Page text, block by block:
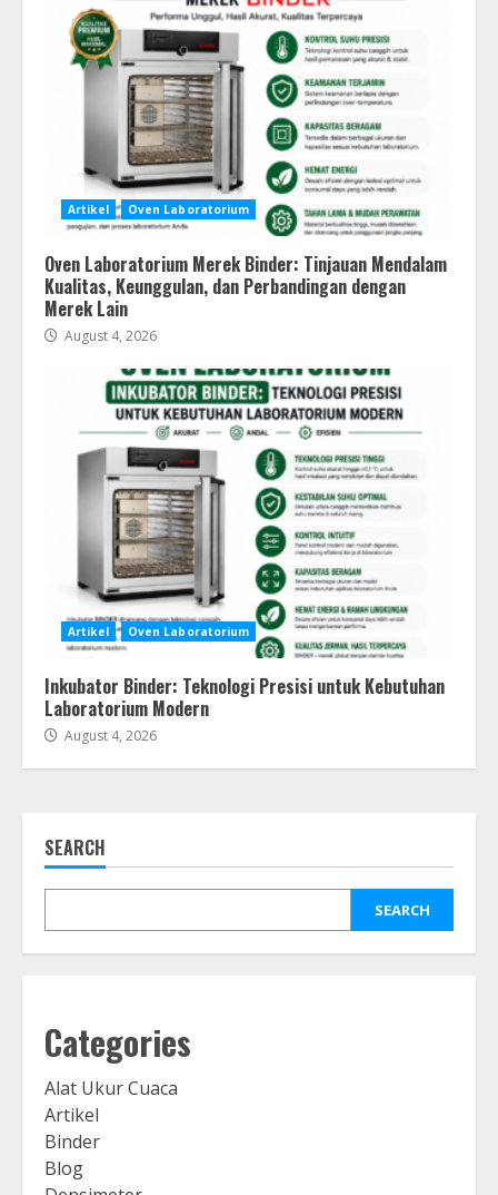
Artikel Oven Laboratorium
Oven Laboratorium Merek Binder: Tinjauan Mendalam
Kualitas, Keunggulan, dan Perbandingan dengan
Merek Lain
August 4, 2026
Artikel Oven Laboratorium
Inkubator Binder: Teknologi Presisi untuk Kebutuhan
Laboratorium Modern
August 4, 2026
SEARCH
SEARCH
Categories
Alat Ukur Cuaca
Artikel
Binder
Blog